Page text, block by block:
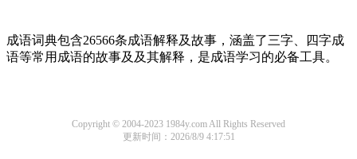
成语词典包含26566条成语解释及故事，涵盖了三字、四字成
语等常用成语的故事及及其解释，是成语学习的必备工具。
Copyright © 2004-2023 1984y.com All Rights Reserved
更新时间：2026/8/9 4:17:51